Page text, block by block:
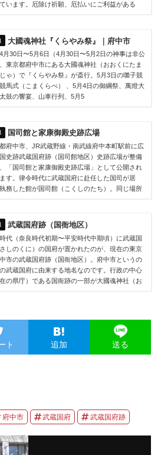
います。厄除け祈願、厄払いにご利益がある
大國魂神社『くらやみ祭』｜府中市
月30日〜5月6日（4月30日〜5月2日の神事は非公
東京都府中市にある大國魂神社（おおくにたま
ゃ）で『くらやみ祭』が斎行。5月3日の囃子競
馬式（こまくらべ） 、5月4日の御綱祭、萬燈大
鼓の響宴、山車行列、5月5
国司館と家康御殿史跡広場
府中市、JR武蔵野線・南武線府中本町駅前に広
史跡武蔵国府跡（国司館地区）史跡広場が整備
「国司館と家康御殿史跡広場」として公開され
す。律令時代に武蔵国府に赴任した国司が居
務した館が国司館（こくしのたち）。同じ場所
武蔵国府跡（国衙地区）
代（奈良時代初期〜平安時代中期頃）に武蔵国
さしのくに）の国府が置かれたのが、現在の東京
市の武蔵国府跡（国衙地区）。府中市というの
武蔵国府に由来する地名なのです。行政の中心
在の県庁）である国衙跡の一部が大國魂神社（お
ト 追加 送る
府中市 武蔵国府 武蔵国府跡